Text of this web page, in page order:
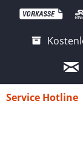
Service Hotline